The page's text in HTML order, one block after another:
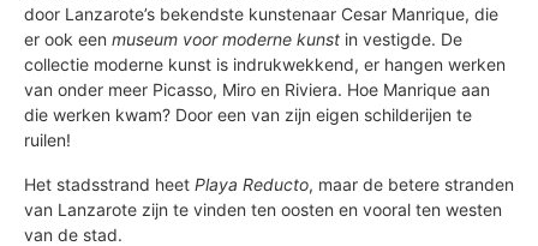
door Lanzarote’s bekendste kunstenaar Cesar Manrique, die
er ook een museum voor moderne kunst in vestigde. De
collectie moderne kunst is indrukwekkend, er hangen werken
van onder meer Picasso, Miro en Riviera. Hoe Manrique aan
die werken kwam? Door een van zijn eigen schilderijen te
ruilen!
Het stadsstrand heet Playa Reducto, maar de betere stranden
van Lanzarote zijn te vinden ten oosten en vooral ten westen
van de stad.